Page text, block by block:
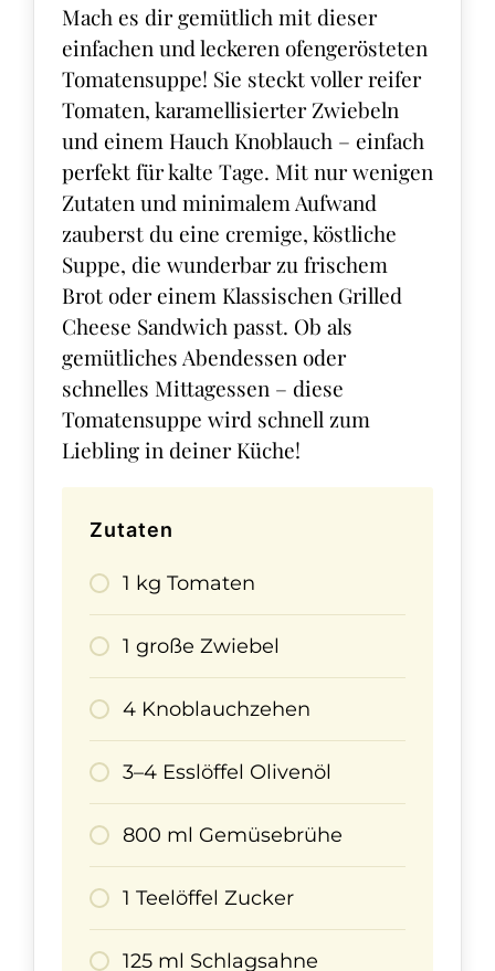
Mach es dir gemütlich mit dieser
einfachen und leckeren ofengerösteten
Tomatensuppe! Sie steckt voller reifer
Tomaten, karamellisierter Zwiebeln
und einem Hauch Knoblauch – einfach
perfekt für kalte Tage. Mit nur wenigen
Zutaten und minimalem Aufwand
zauberst du eine cremige, köstliche
Suppe, die wunderbar zu frischem
Brot oder einem Klassischen Grilled
Cheese Sandwich passt. Ob als
gemütliches Abendessen oder
schnelles Mittagessen – diese
Tomatensuppe wird schnell zum
Liebling in deiner Küche!
Zutaten
1 kg Tomaten
1 große Zwiebel
4 Knoblauchzehen
3–4 Esslöffel Olivenöl
800 ml Gemüsebrühe
1 Teelöffel Zucker
125 ml Schlagsahne